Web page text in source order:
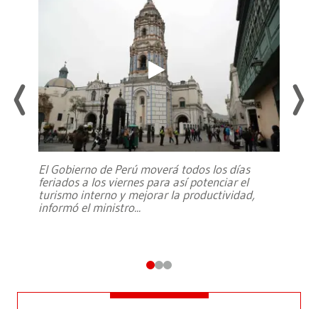
El Gobierno de Perú moverá todos los días
feriados a los viernes para así potenciar el
turismo interno y mejorar la productividad,
informó el ministro...